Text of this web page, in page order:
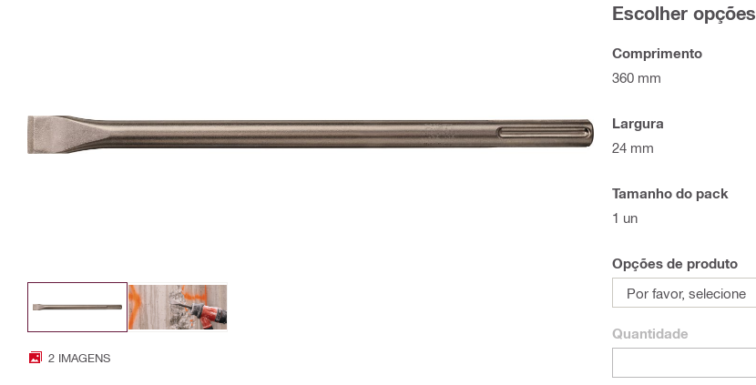
2 IMAGENS
Escolher opções
Comprimento
360 mm
Largura
24 mm
Tamanho do pack
1 un
Opções de produto
Por favor, selecione
Quantidade